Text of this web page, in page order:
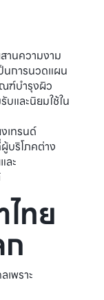
านความงาม
นการนวดแผน
ฑ์บำรุงผิว
และนิยมใช้ใน
เทรนด์
บริโภคต่าง
ละ
ทย
พราะ